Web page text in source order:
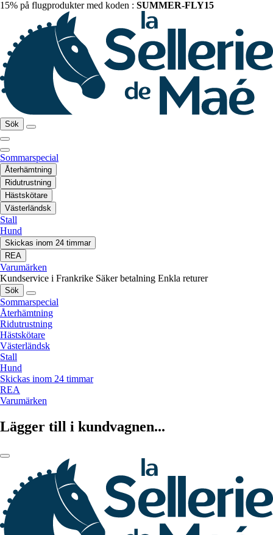
15% på flugprodukter med koden : SUMMER-FLY15
Sök
Sommarspecial
Återhämtning
Ridutrustning
Hästskötare
Västerländsk
Stall
Hund
Skickas inom 24 timmar
REA
Varumärken
Kundservice i Frankrike Säker betalning Enkla returer
Sök
Sommarspecial
Återhämtning
Ridutrustning
Hästskötare
Västerländsk
Stall
Hund
Skickas inom 24 timmar
REA
Varumärken
Lägger till i kundvagnen...